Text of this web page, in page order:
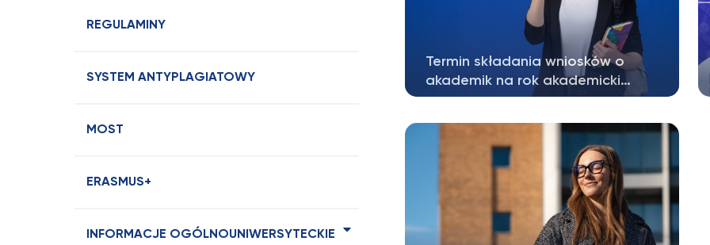
REGULAMINY
SYSTEM ANTYPLAGIATOWY
MOST
ERASMUS+
INFORMACJE OGÓLNOUNIWERSYTECKIE
Termin składania wniosków o
akademik na rok akademicki…
czerwca 2026 r. Do wniosku o akademik…